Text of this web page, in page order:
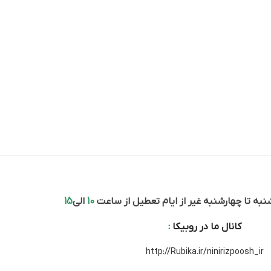
تا چهارشنبه غیر از ایام تعطیل از ساعت 10 الی15
کانال ما در روبیکا :
http://Rubika.ir/ninirizpoosh_ir